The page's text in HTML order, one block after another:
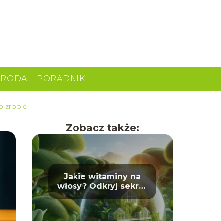
PORADNIK
zrobić
Zobacz także:
Jakie witaminy na
włosy? Odkryj sekret
pięknych loków